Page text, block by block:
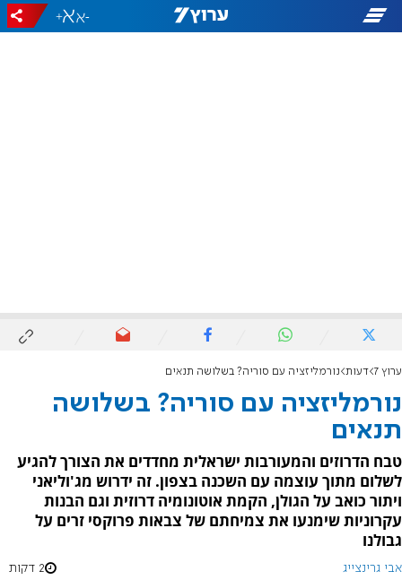
-
+
ערוץ 7 דעות נורמליזציה עם סוריה? בשלושה תנאים
נורמליזציה עם סוריה? בשלושה
תנאים
טבח הדרוזים והמעורבות ישראלית מחדדים את הצורך להגיע
לשלום מתוך עוצמה עם השכנה בצפון. זה ידרוש מג'וליאני
ויתור כואב על הגולן, הקמת אוטונומיה דרוזית וגם הבנות
עקרוניות שימנעו את צמיחתם של צבאות פרוקסי זרים על
גבולנו
אבי גרינצייג 2 דקות